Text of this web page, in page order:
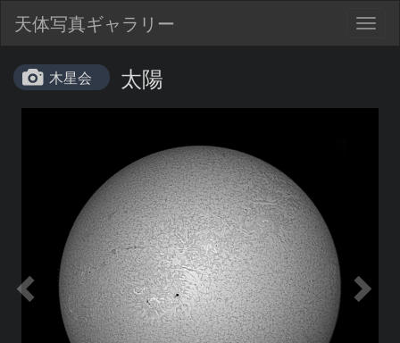
天体写真ギャラリー
木星会 太陽